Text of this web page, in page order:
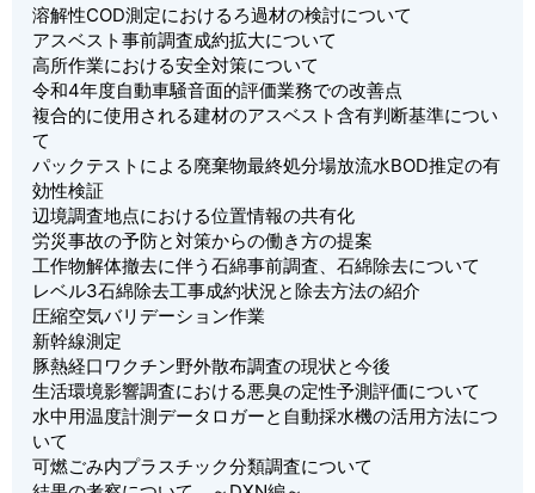
溶解性COD測定におけるろ過材の検討について
アスベスト事前調査成約拡大について
高所作業における安全対策について
令和4年度自動車騒音面的評価業務での改善点
複合的に使用される建材のアスベスト含有判断基準につい
て
パックテストによる廃棄物最終処分場放流水BOD推定の有
効性検証
辺境調査地点における位置情報の共有化
労災事故の予防と対策からの働き方の提案
工作物解体撤去に伴う石綿事前調査、石綿除去について
レベル3石綿除去工事成約状況と除去方法の紹介
圧縮空気バリデーション作業
新幹線測定
豚熱経口ワクチン野外散布調査の現状と今後
生活環境影響調査における悪臭の定性予測評価について
水中用温度計測データロガーと自動採水機の活用方法につ
いて
可燃ごみ内プラスチック分類調査について